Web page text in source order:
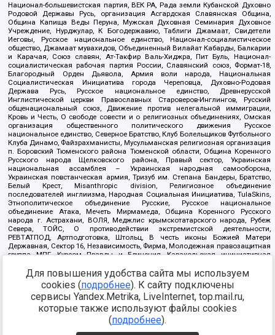
Национал-большевистская партия, ВЕК РА, Рада земли Кубанской Духовно
Родовой Державы Русь, организация Асгардская Славянская Община,
Община Капища Веды Перуна, Мужская Духовная Семинария Духовное
Учреждение, Нурджулар, К Богодержавию, Таблиги Джамаат, Свидетели
Иеговы, Русское национальное единство, Национал-социалистическое
общество, Джамаат мувахидов, Объединенный Вилайат Кабарды, Балкарии
и Карачая, Союз славян, Ат-Такфир Валь-Хиджра, Пит Буль, Национал-
социалистическая рабочая партия России, Славянский союз, Формат-18,
Благородный Орден Дьявола, Армия воли народа, Национальная
Социалистическая Инициатива города Череповца, Духовно-Родовая
Держава Русь, Русское национальное единство, Древнерусской
Инглистической церкви Православных Староверов-Инглингов, Русский
общенациональный союз, Движение против нелегальной иммиграции,
Кровь и Честь, О свободе совести и о религиозных объединениях, Омская
организация общественного политического движения Русское
национальное единство, Северное Братство, Клуб Болельщиков Футбольного
Клуба Динамо, Файзрахманисты, Мусульманская религиозная организация
п. Боровский Тюменского района Тюменской области, Община Коренного
Русского народа Щелковского района, Правый сектор, Украинская
национальная ассамблея – Украинская народная самооборона,
Украинская повстанческая армия, Тризуб им. Степана Бандеры, Братство,
Белый Крест, Misanthropic division, Религиозное объединение
последователей инглиизма, Народная Социальная Инициатива, TulaSkins,
Этнополитическое объединение Русские, Русское национальное
объединение Атака, Мечеть Мирмамеда, Община Коренного Русского
народа г. Астрахани, ВОЛЯ, Меджлис крымскотатарского народа, Рубеж
Севера, ТОЙС, О противодействии экстремистской деятельности,
РЕВТАТПОД, Артподготовка, Штольц, В честь иконы Божией Матери
Державная, Сектор 16, Независимость, Фирма, Молодежная правозащитная
группа МПГ, Курсом Правды и Единения, Каракольская инициативная
Благотворительный пансионат Ак Умут, Русская республика Русь,
Арестантское уголовное единство, Башкорт, Нация и свобода, W.H.С., Фалунь
Дафа, Иртыш Ultras, Русский Патриотический клуб-Новокузнецк/РПК,
Сибирский державный союз, Фонд борьбы с коррупцией, Фонд защиты прав
граждан, Штабы Навального, Совет граждан СССР Прикубанского округа г.
https://minjust.gov.ru/ru/documents/7822/
Для повышения удобства сайта мы используем
cookies (подробнее). К сайту подключены
сервисы Yandex.Metrika, LiveInternet, top.mail.ru,
которые также используют файлы cookies
(подробнее).